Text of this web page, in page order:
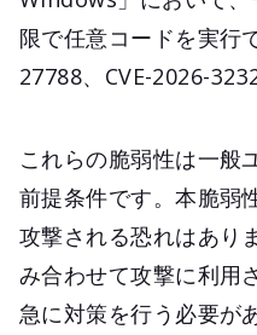
限で任意コードを実行
27788、CVE-2026-
これらの脆弱性は一般
前提条件です。本脆弱
攻撃される恐れはあり
み合わせて攻撃に利用
急に対策を行う必要が